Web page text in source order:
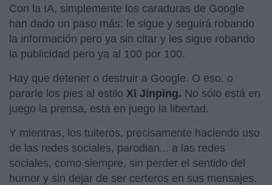
Con la IA, simplemente los caraduras de Google
han dado un paso más: le sigue y seguirá robando
la información pero ya sin citar y les sigue robando
la publicidad pero ya al 100 por 100.
Hay que detener o destruir a Google. O eso, o
pararle los pies al estilo Xi Jinping. No sólo está en
juego la prensa, está en juego la libertad.
Y mientras, los tuiteros, precisamente haciendo uso
de las redes sociales, parodian... a las redes
sociales, como siempre, sin perder el sentido del
humor y sin dejar de ser certeros en sus mensajes.